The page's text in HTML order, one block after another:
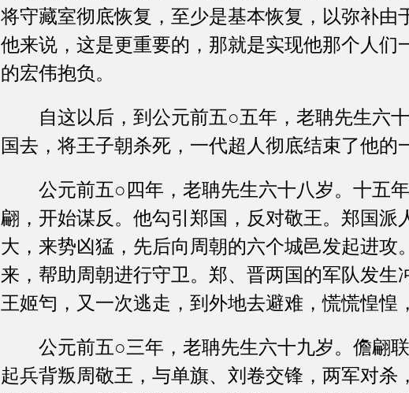
将守藏室彻底恢复，至少是基本恢复，以弥补由
他来说，这是更重要的，那就是实现他那个人们
的宏伟抱负。
自这以后，到公元前五○五年，老聃先生六十
国去，将王子朝杀死，一代超人彻底结束了他的
公元前五○四年，老聃先生六十八岁。十五年
翩，开始谋反。他勾引郑国，反对敬王。郑国派
大，来势凶猛，先后向周朝的六个城邑发起进攻
来，帮助周朝进行守卫。郑、晋两国的军队发生
王姬匄，又一次逃走，到外地去避难，慌慌惶惶
公元前五○三年，老聃先生六十九岁。儋翩联
起兵背叛周敬王，与单旗、刘卷交锋，两军对杀